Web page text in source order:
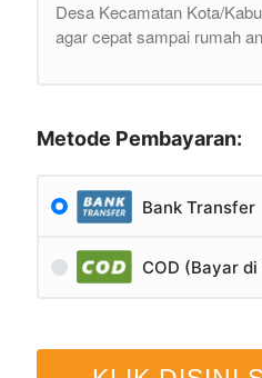
Metode Pembayaran:
Bank Transfer
COD (Bayar